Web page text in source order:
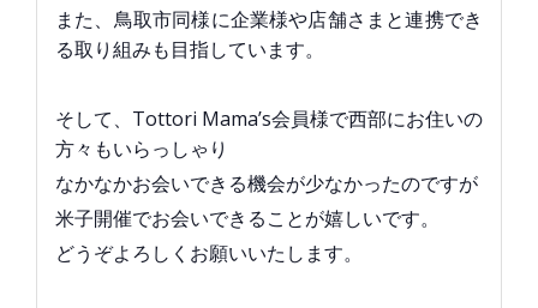
また、鳥取市同様に企業様や店舗さまと連携でき
る取り組みも目指しています。
そして、Tottori Mama’s会員様で西部にお住いの
方々もいらっしゃり
なかなかお会いできる機会が少なかったのですが
米子開催でお会いできることが嬉しいです。
どうぞよろしくお願いいたします。